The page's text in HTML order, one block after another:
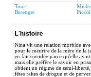
Tom
Berenger
Piccoli
L'histoire
Nina vit une relation morbide
pour le meurtre de la mère de la
en fait suicidée parce qu'elle
mais elle préfère le savoir en
obtient un régime de semi-
fêtes faites de drogue et de